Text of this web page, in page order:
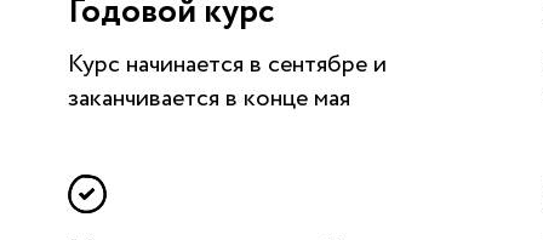
Годовой курс
Курс начинается в сентябре и
заканчивается в конце мая